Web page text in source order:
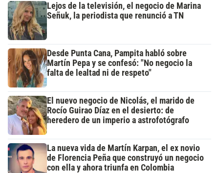
Lejos de la televisión, el negocio de Marina
Señuk, la periodista que renunció a TN
Desde Punta Cana, Pampita habló sobre
Martín Pepa y se confesó: "No negocio la
falta de lealtad ni de respeto"
El nuevo negocio de Nicolás, el marido de
Rocío Guirao Díaz en el desierto: de
heredero de un imperio a astrofotógrafo
La nueva vida de Martín Karpan, el ex novio
de Florencia Peña que construyó un negocio
con ella y ahora triunfa en Colombia